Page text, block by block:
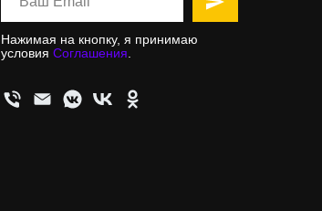
Нажимая на кнопку, я принимаю
условия Соглашения